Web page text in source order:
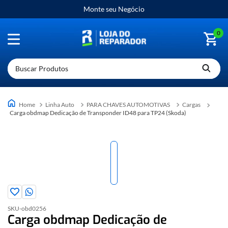
Monte seu Negócio
0
Buscar Produtos
Linha Auto PARA CHAVES AUTOMOTIVAS
Cargas
Carga obdmap Dedicação de Transponder ID48 para TP24 (Skoda)
SKU-obd0256
Carga obdmap Dedicação de